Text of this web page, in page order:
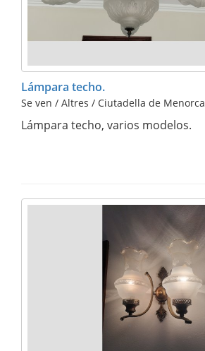
Lámpara techo.
Se ven / Altres / Ciutadella de Menorca
Lámpara techo, varios modelos.